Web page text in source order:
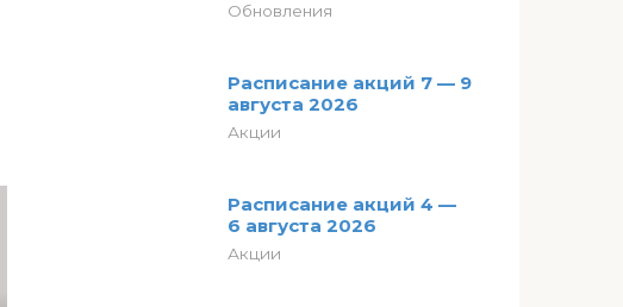
Обновления
Расписание акций 7 — 9
августа 2026
Акции
Расписание акций 4 —
6 августа 2026
Акции